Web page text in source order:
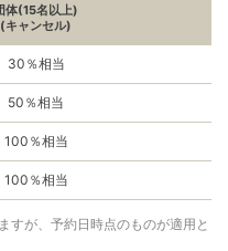
体(15名以上)
(キャンセル)
30％相当
50％相当
100％相当
100％相当
すが、予約日時点のものが適用と